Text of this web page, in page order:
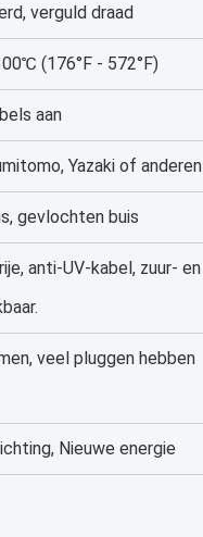
verguld draad
(176°F - 572°F)
aan
Yazaki of anderen
gevlochten buis
anti-UV-kabel, zuur- en
veel pluggen hebben
Nieuwe energie